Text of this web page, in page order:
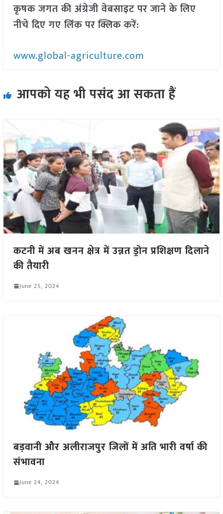
कृषक जगत की अंग्रेजी वेबसाइट पर जाने के लिए
नीचे दिए गए लिंक पर क्लिक करें:
www.global-agriculture.com
आपको यह भी पसंद आ सकता हैं
कटनी में अब खनन क्षेत्र में उन्नत ड्रोन प्रशिक्षण दिलाने
की तैयारी
June 25, 2024
बड़वानी और अलीराजपुर जिलों में अति भारी वर्षा की
संभावना
June 24, 2024